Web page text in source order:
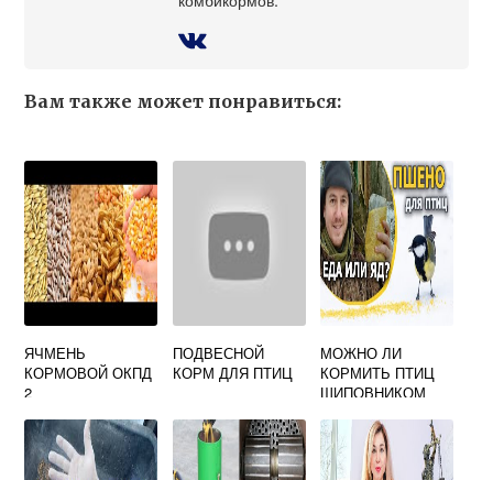
Вам также может понравиться:
ЯЧМЕНЬ
КОРМОВОЙ ОКПД
2
ПОДВЕСНОЙ
КОРМ ДЛЯ ПТИЦ
МОЖНО ЛИ
КОРМИТЬ ПТИЦ
ШИПОВНИКОМ